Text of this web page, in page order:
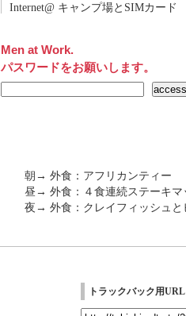
Internet@ キャンプ場とSIMカード
Men at Work.
パスワードをお願いします。
朝→ 外食：アフリカンティー
昼→ 外食：４食連続ステーキマ
夜→ 外食：クレイフィッシュと
トラックバック用URL